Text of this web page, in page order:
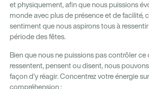
et physiquement, afin que nous puissions
monde avec plus de présence et de facilité,
sentiment que nous aspirons tous à
période des fêtes.
Bien que nous ne puissions pas contrôler ce
ressentent, pensent ou disent, nous
façon d'y réagir. Concentrez votre énergie
compréhension :